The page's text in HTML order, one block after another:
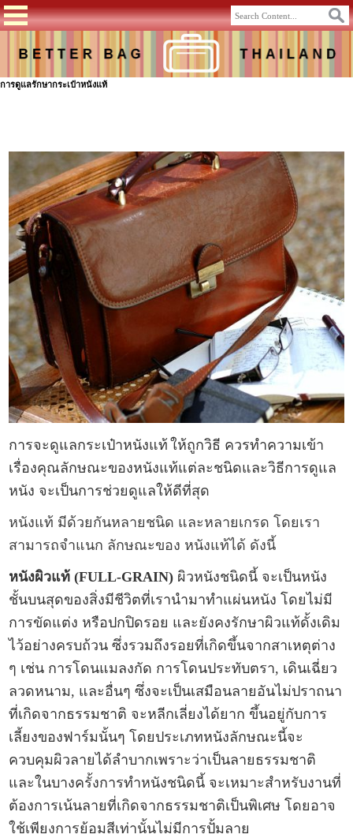
การดูแลรักษากระเป๋าหนังแท้
การจะดูแลกระเป๋าหนังแท้ ให้ถูกวิธี ควรทำความเข้า
เรื่องคุณลักษณะของหนังแท้แต่ละชนิดและวิธีการดูแล
หนัง จะเป็นการช่วยดูแลให้ดีที่สุด
หนังแท้ มีด้วยกันหลายชนิด และหลายเกรด โดยเรา
สามารถจำแนก ลักษณะของ หนังแท้ได้ ดังนี้
หนังผิวแท้ (FULL-GRAIN) ผิวหนังชนิดนี้ จะเป็นหนัง
ชั้นบนสุดของสิ่งมีชีวิตที่เรานำมาทำแผ่นหนัง โดยไม่มี
การขัดแต่ง หรือปกปิดรอย และยังคงรักษาผิวแท้ดั้งเดิม
ไว้อย่างครบถ้วน ซึ่งรวมถึงรอยที่เกิดขึ้นจากสาเหตุต่าง
ๆ เช่น การโดนแมลงกัด การโดนประทับตรา, เดินเฉี่ยว
ลวดหนาม, และอื่นๆ ซึ่งจะเป็นเสมือนลายอันไม่ปราถนา
ที่เกิดจากธรรมชาติ จะหลีกเลี่ยงได้ยาก ขึ้นอยู่กับการ
เลี้ยงของฟาร์มนั้นๆ โดยประเภทหนังลักษณะนี้จะ
ควบคุมผิวลายได้ลำบากเพราะว่าเป็นลายธรรมชาติ
และในบางครั้งการทำหนังชนิดนี้ จะเหมาะสำหรับงานที่
ต้องการเน้นลายที่เกิดจากธรรมชาติเป็นพิเศษ โดยอาจ
ใช้เพียงการย้อมสีเท่านั้นไม่มีการปั้มลาย